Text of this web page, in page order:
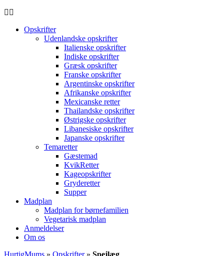
Opskrifter
Udenlandske opskrifter
Italienske opskrifter
Indiske opskrifter
Græsk opskrifter
Franske opskrifter
Argentinske opskrifter
Afrikanske opskrifter
Mexicanske retter
Thailandske opskrifter
Østrigske opskrifter
Libanesiske opskrifter
Japanske opskrifter
Temaretter
Gæstemad
KvikRetter
Kageopskrifter
Gryderetter
Supper
Madplan
Madplan for børnefamilien
Vegetarisk madplan
Anmeldelser
Om os
HurtigMums » Opskrifter» Spejlæg